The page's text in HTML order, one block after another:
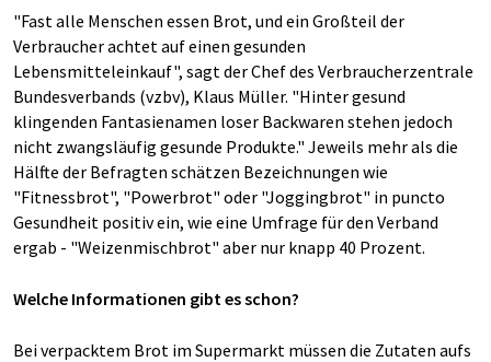
"Fast alle Menschen essen Brot, und ein Großteil der
Verbraucher achtet auf einen gesunden
Lebensmitteleinkauf", sagt der Chef des Verbraucherzentrale
Bundesverbands (vzbv), Klaus Müller. "Hinter gesund
klingenden Fantasienamen loser Backwaren stehen jedoch
nicht zwangsläufig gesunde Produkte." Jeweils mehr als die
Hälfte der Befragten schätzen Bezeichnungen wie
"Fitnessbrot", "Powerbrot" oder "Joggingbrot" in puncto
Gesundheit positiv ein, wie eine Umfrage für den Verband
ergab - "Weizenmischbrot" aber nur knapp 40 Prozent.
Welche Informationen gibt es schon?
Bei verpacktem Brot im Supermarkt müssen die Zutaten aufs